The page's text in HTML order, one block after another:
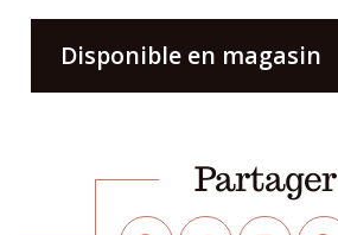
Disponible en magasin
Partager